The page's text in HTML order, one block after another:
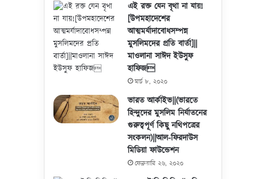
এই রক্ত যেন বৃথা না যায়!
[উপমহাদেশের
আত্মমর্যাদাবোধসম্পন্ন
মুসলিমদের প্রতি বার্তা]||
মাওলানা সাঈদ ইউসুফ
হাফিজ
মার্চ ৮, ২০২০
ভারত আর্কাইভ||(ভারতে
হিন্দুদের মুসলিম নির্যাতনের
গুরুত্বপূর্ণ কিছু নথিপত্রের
সংকলন)||আল-ফিরদাউস
মিডিয়া ফাউন্ডেশন
ফেব্রুয়ারি ২৬, ২০২০